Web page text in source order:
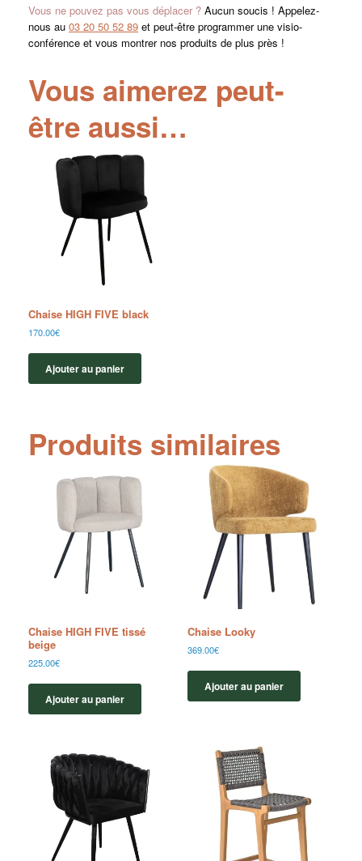
Vous ne pouvez pas vous déplacer ? Aucun soucis ! Appelez-
nous au 03 20 50 52 89 et peut-être programmer une visio-
conférence et vous montrer nos produits de plus près !
Vous aimerez peut-
être aussi…
Chaise HIGH FIVE black
170.00€
Ajouter au panier
Produits similaires
Chaise HIGH FIVE tissé
beige
225.00€
Ajouter au panier
Chaise Looky
369.00€
Ajouter au panier